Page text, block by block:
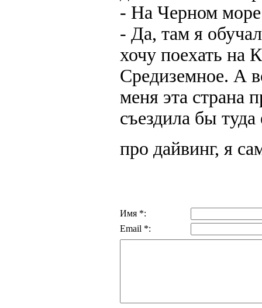
- На Черном
- Да, там я
хочу поехать на
Средиземное. А
меня эта страна
съездила бы
про дайвинг, я
Имя *:
Email *: